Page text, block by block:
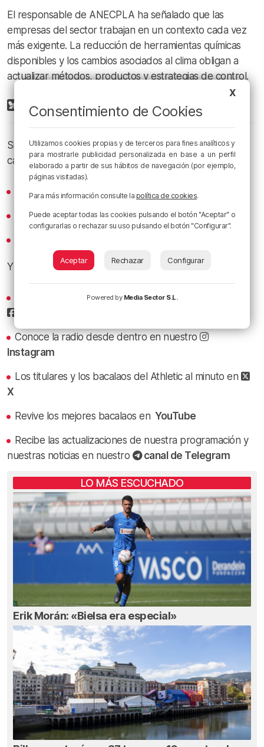
El responsable de ANECPLA ha señalado que las
empresas del sector trabajan en un contexto cada vez
más exigente. La reducción de herramientas químicas
disponibles y los cambios asociados al clima obligan a
actualizar métodos, productos y estrategias de control.
Si te gustaEgunOn Magazine, suscríbete en nuestros
canales de podcast:
Spotify
Apple Podcasts
Y sigue a Radio Popularen las redes sociales:
Sigue todas las noticias de Bilbao y Bizkaia en nuestro
Conoce la radio desde dentro en nuestro
Instagram
Los titulares y los bacalaos del Athletic al minuto en
X
Revive los mejores bacalaos en YouTube
Recibe las actualizaciones de nuestra programación y
nuestras noticias en nuestro
canal de Telegram
LO MÁS ESCUCHADO
Erik Morán: «Bielsa era especial»
X
Consentimiento de Cookies
Utilizamos cookies propias y de terceros para fines analíticos y
para mostrarle publicidad personalizada en base a un perfil
elaborado a partir de sus hábitos de navegación (por ejemplo,
páginas visitadas).
Para más información consulte la política de cookies.
Puede aceptar todas las cookies pulsando el botón "Aceptar" o
configurarlas o rechazar su uso pulsando el botón "Configurar".
Aceptar Rechazar Configurar
Powered by Media Sector S.L.